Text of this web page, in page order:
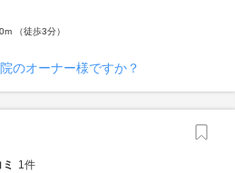
（徒歩3分）
のオーナー様ですか？
1件